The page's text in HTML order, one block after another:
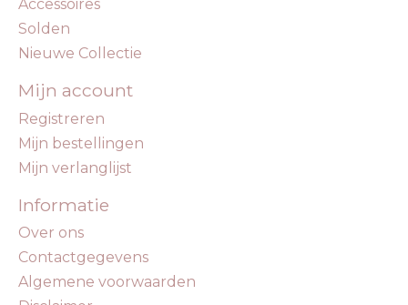
Accessoires
Solden
Nieuwe Collectie
Mijn account
Registreren
Mijn bestellingen
Mijn verlanglijst
Informatie
Over ons
Contactgegevens
Algemene voorwaarden